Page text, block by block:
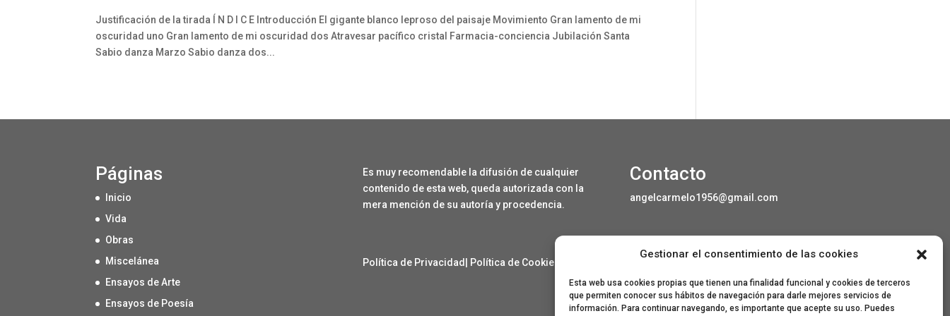
Gestionar el consentimiento de las cookies
Esta web usa cookies propias que tienen una finalidad funcional y cookies de terceros
que permiten conocer sus hábitos de navegación para darle mejores servicios de
información. Para continuar navegando, es importante que acepte su uso. Puedes
Justificación de la tirada Í N D I C E Introducción El gigante blanco leproso del paisaje Movimiento Gran lamento de mi
oscuridad uno Gran lamento de mi oscuridad dos Atravesar pacífico cristal Farmacia-conciencia Jubilación Santa
Sabio danza Marzo Sabio danza dos...
Páginas
Inicio
Vida
Obras
Miscelánea
Ensayos de Arte
Ensayos de Poesía
Es muy recomendable la difusión de cualquier
contenido de esta web, queda autorizada con la
mera mención de su autoría y procedencia.
Política de Privacidad Política de Cookies
Contacto
angelcarmelo1956@gmail.com
Especial agradecimiento a Lorenzo Sanjuan
Marcelino Sesé Buil, Sandra Lanuza Bardají,
eme&eme, Óscar Lamora, Roberto Ramos de